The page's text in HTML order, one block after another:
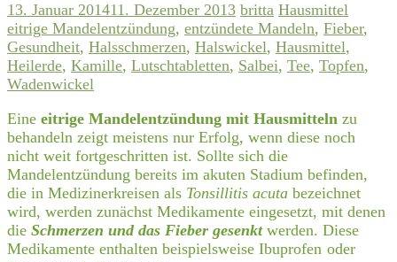
13. Januar 201411. Dezember 2013 britta Hausmittel
eitrige Mandelentzündung, entzündete Mandeln, Fieber,
Gesundheit, Halsschmerzen, Halswickel, Hausmittel,
Heilerde, Kamille, Lutschtabletten, Salbei, Tee, Topfen,
Wadenwickel
Eine eitrige Mandelentzündung mit Hausmitteln zu
behandeln zeigt meistens nur Erfolg, wenn diese noch
nicht weit fortgeschritten ist. Sollte sich die
Mandelentzündung bereits im akuten Stadium befinden,
die in Medizinerkreisen als Tonsillitis acuta bezeichnet
wird, werden zunächst Medikamente eingesetzt, mit denen
die Schmerzen und das Fieber gesenkt werden. Diese
Medikamente enthalten beispielsweise Ibuprofen oder